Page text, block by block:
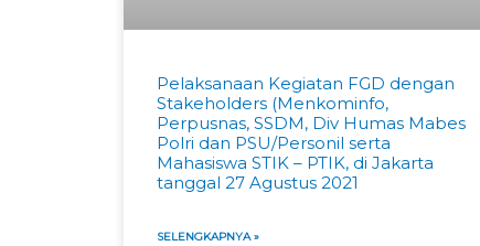
Pelaksanaan Kegiatan FGD dengan
Stakeholders (Menkominfo,
Perpusnas, SSDM, Div Humas Mabes
Polri dan PSU/Personil serta
Mahasiswa STIK – PTIK, di Jakarta
tanggal 27 Agustus 2021
SELENGKAPNYA »